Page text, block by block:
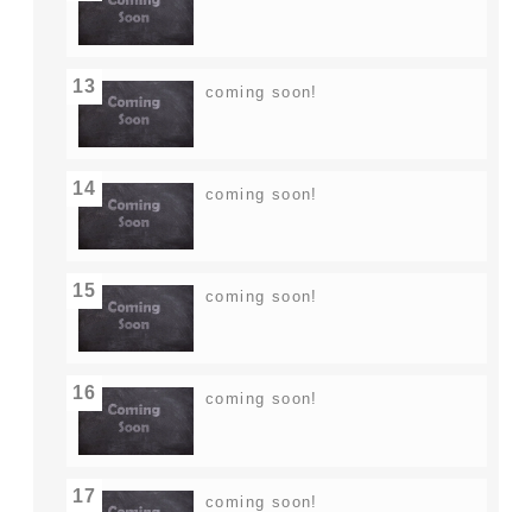
13 coming soon!
14 coming soon!
15 coming soon!
16 coming soon!
17 coming soon!